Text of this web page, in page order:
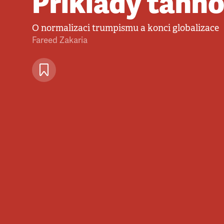
O normalizaci trumpismu a konci globalizace
Fareed Zakaria